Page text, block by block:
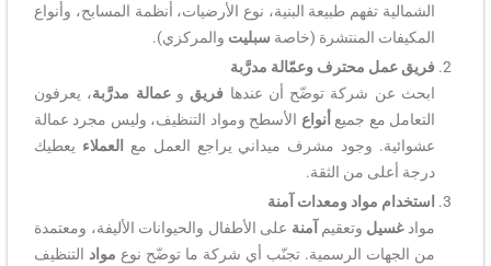
الشمالية تفهم طبيعة البنية، نوع الأرضيات، أنظمة المسابح، وأنواع
المكيفات المنتشرة (خاصة سبليت والمركزي).
فريق عمل محترف وعمّالة مدرَّبة
ابحث عن شركة توضّح أن عندها فريق وعمالة مدرَّبة، يعرفون
التعامل مع جميع أنواع الأسطح ومواد التنظيف، وليس مجرد عمالة
عشوائية. وجود مشرف ميداني يراجع العمل مع العملاء يعطيك
درجة أعلى من الثقة.
استخدام مواد ومعدات آمنة
موادغسيل وتعقيمآمنة على الأطفال والحيوانات الأليفة، ومعتمدة
من الجهات الرسمية. تجنّب أي شركة ما توضّح نوع مواد التنظيف